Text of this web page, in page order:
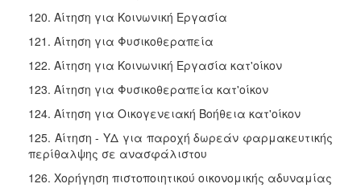
120. Αίτηση για Κοινωνική Εργασία
121. Αίτηση για Φυσικοθεραπεία
122. Αίτηση για Κοινωνική Εργασία κατ'οίκον
123. Αίτηση για Φυσικοθεραπεία κατ'οίκον
124. Αίτηση για Οικογενειακή Βοήθεια κατ'οίκον
125. Αίτηση - ΥΔ για παροχή δωρεάν φαρμακευτικής
περίθαλψης σε ανασφάλιστου
126. Χορήγηση πιστοποιητικού οικονομικής αδυναμίας